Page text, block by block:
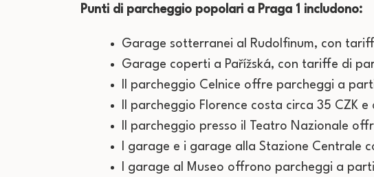
Punti di parcheggio popolari a Praga 1 includono:
Garage sotterranei al Rudolfinum, con
Garage coperti a Pařížská, con tariffe di
Il parcheggio Celnice offre parcheggi a
Il parcheggio Florence costa circa 35 CZK e
Il parcheggio presso il Teatro Nazionale
I garage e i garage alla Stazione Centrale
I garage al Museo offrono parcheggi a